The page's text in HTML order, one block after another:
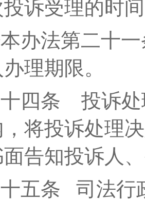
投诉受理的时
办法第二十
理期限。
四条
投诉
将投诉处理
面告知投诉人
五条 司法行